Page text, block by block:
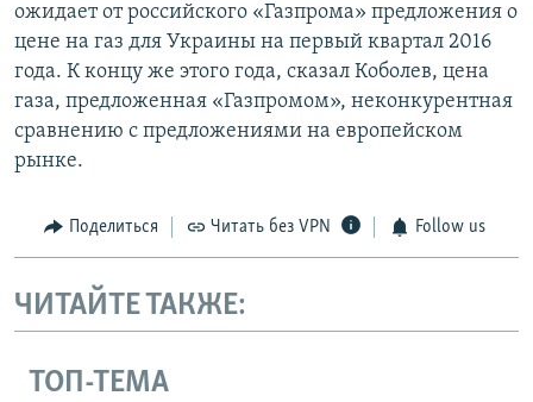
ожидает от российского «Газпрома» предложения о
цене на газ для Украины на первый квартал 2016
года. К концу же этого года, сказал Коболев, цена
газа, предложенная «Газпромом», неконкурентная
сравнению с предложениями на европейском
рынке.
Поделиться Читать без VPN Follow us
ЧИТАЙТЕ ТАКЖЕ:
ТОП-ТЕМА